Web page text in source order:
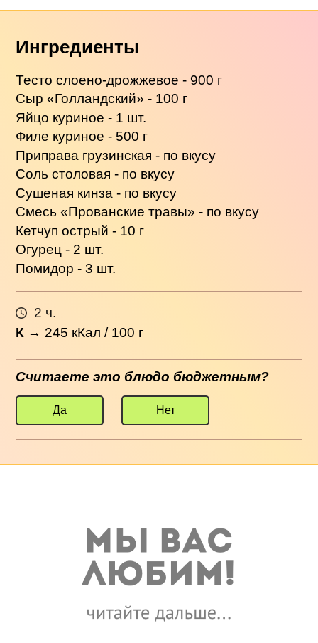
Ингредиенты
Тесто слоено-дрожжевое - 900 г
Сыр «Голландский» - 100 г
Яйцо куриное - 1 шт.
Филе куриное - 500 г
Приправа грузинская - по вкусу
Соль столовая - по вкусу
Сушеная кинза - по вкусу
Смесь «Прованские травы» - по вкусу
Кетчуп острый - 10 г
Огурец - 2 шт.
Помидор - 3 шт.
2 ч.
К → 245 кКал / 100 г
Считаете это блюдо бюджетным?
Да Нет